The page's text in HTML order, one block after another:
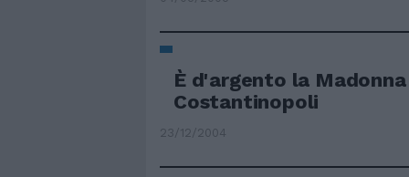
È d'argento la
Costantinopoli
23/12/2004